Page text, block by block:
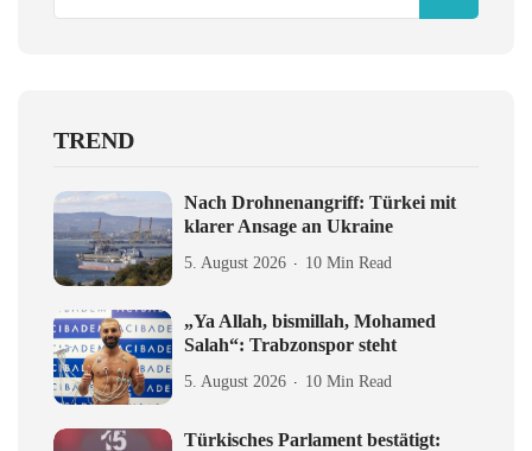
TREND
Nach Drohnenangriff: Türkei mit
klarer Ansage an Ukraine
5. August 2026 10 Min Read
„Ya Allah, bismillah, Mohamed
Salah“: Trabzonspor steht
5. August 2026 10 Min Read
Türkisches Parlament bestätigt: